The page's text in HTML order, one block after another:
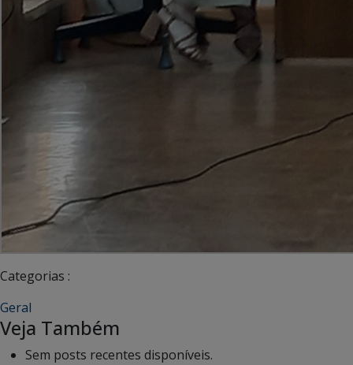
Categorias :
Geral
Veja Também
Sem posts recentes disponíveis.